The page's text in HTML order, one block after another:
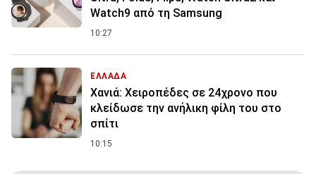
Watch9 από τη Samsung
10:27
ΕΛΛΑΔΑ
Χανιά: Χειροπέδες σε 24χρονο που
κλείδωσε την ανήλικη φίλη του στο
σπίτι
10:15